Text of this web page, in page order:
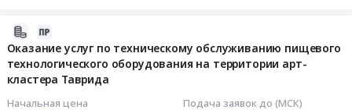
20
Оказание услуг по техническому обслуживанию пищевого
технологического оборудования на территории арт-
кластера Таврида
Начальная цена Подача заявок до (МСК)